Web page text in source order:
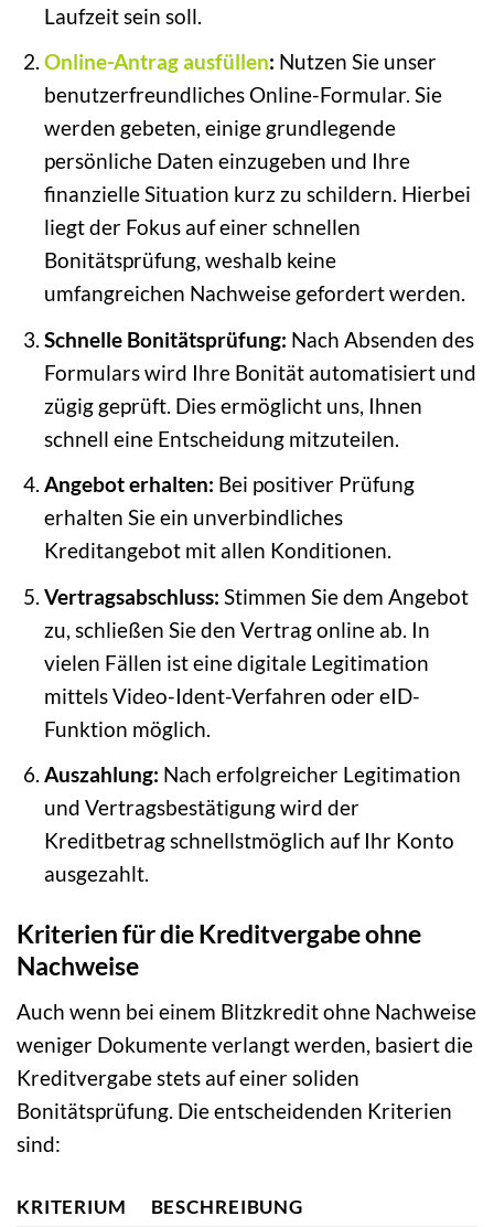
Laufzeit sein soll.
Online-Antrag ausfüllen: Nutzen Sie unser
benutzerfreundliches Online-Formular. Sie
werden gebeten, einige grundlegende
persönliche Daten einzugeben und Ihre
finanzielle Situation kurz zu schildern. Hierbei
liegt der Fokus auf einer schnellen
Bonitätsprüfung, weshalb keine
umfangreichen Nachweise gefordert werden.
Schnelle Bonitätsprüfung: Nach Absenden des
Formulars wird Ihre Bonität automatisiert und
zügig geprüft. Dies ermöglicht uns, Ihnen
schnell eine Entscheidung mitzuteilen.
Angebot erhalten: Bei positiver Prüfung
erhalten Sie ein unverbindliches
Kreditangebot mit allen Konditionen.
Vertragsabschluss: Stimmen Sie dem Angebot
zu, schließen Sie den Vertrag online ab. In
vielen Fällen ist eine digitale Legitimation
mittels Video-Ident-Verfahren oder eID-
Funktion möglich.
Auszahlung: Nach erfolgreicher Legitimation
und Vertragsbestätigung wird der
Kreditbetrag schnellstmöglich auf Ihr Konto
ausgezahlt.
Kriterien für die Kreditvergabe ohne
Nachweise
Auch wenn bei einem Blitzkredit ohne Nachweise
weniger Dokumente verlangt werden, basiert die
Kreditvergabe stets auf einer soliden
Bonitätsprüfung. Die entscheidenden Kriterien
sind:
KRITERIUM
BESCHREIBUNG